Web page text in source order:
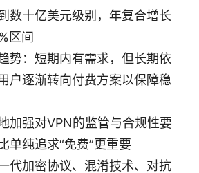
数十亿美元级别，年复合增长
区间
势：短期内有需求，但长期依
户逐渐转向付费方案以保障稳
加强对VPN的监管与合规性要
单纯追求“免费”更重要
代加密协议、混淆技术、对抗